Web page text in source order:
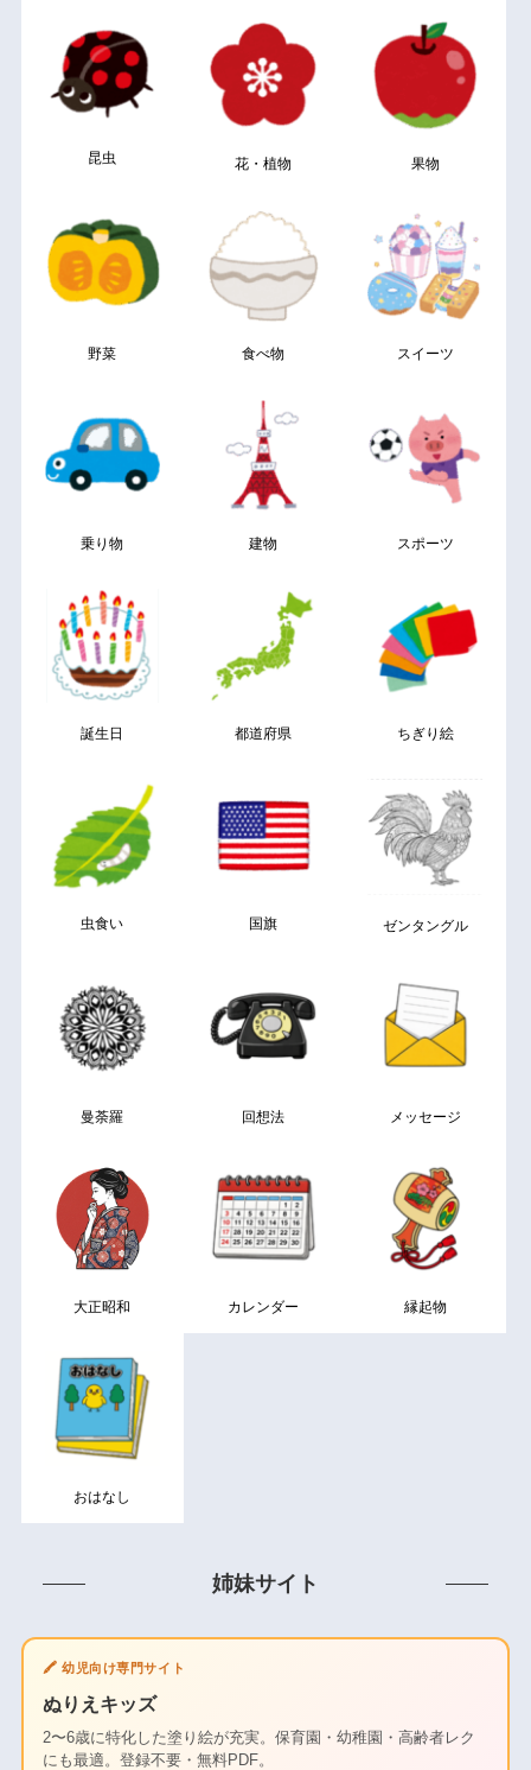
昆虫 花・植物 果物
野菜 食べ物 スイーツ
乗り物 建物 スポーツ
誕生日 都道府県 ちぎり絵
虫食い 国旗 ゼンタングル
曼荼羅 回想法 メッセージ
大正昭和 カレンダー 縁起物
おはなし
姉妹サイト
🖍️ 幼児向け専門サイト
ぬりえキッズ
2〜6歳に特化した塗り絵が充実。保育園・幼稚園・高齢者レク
にも最適。登録不要・無料PDF。